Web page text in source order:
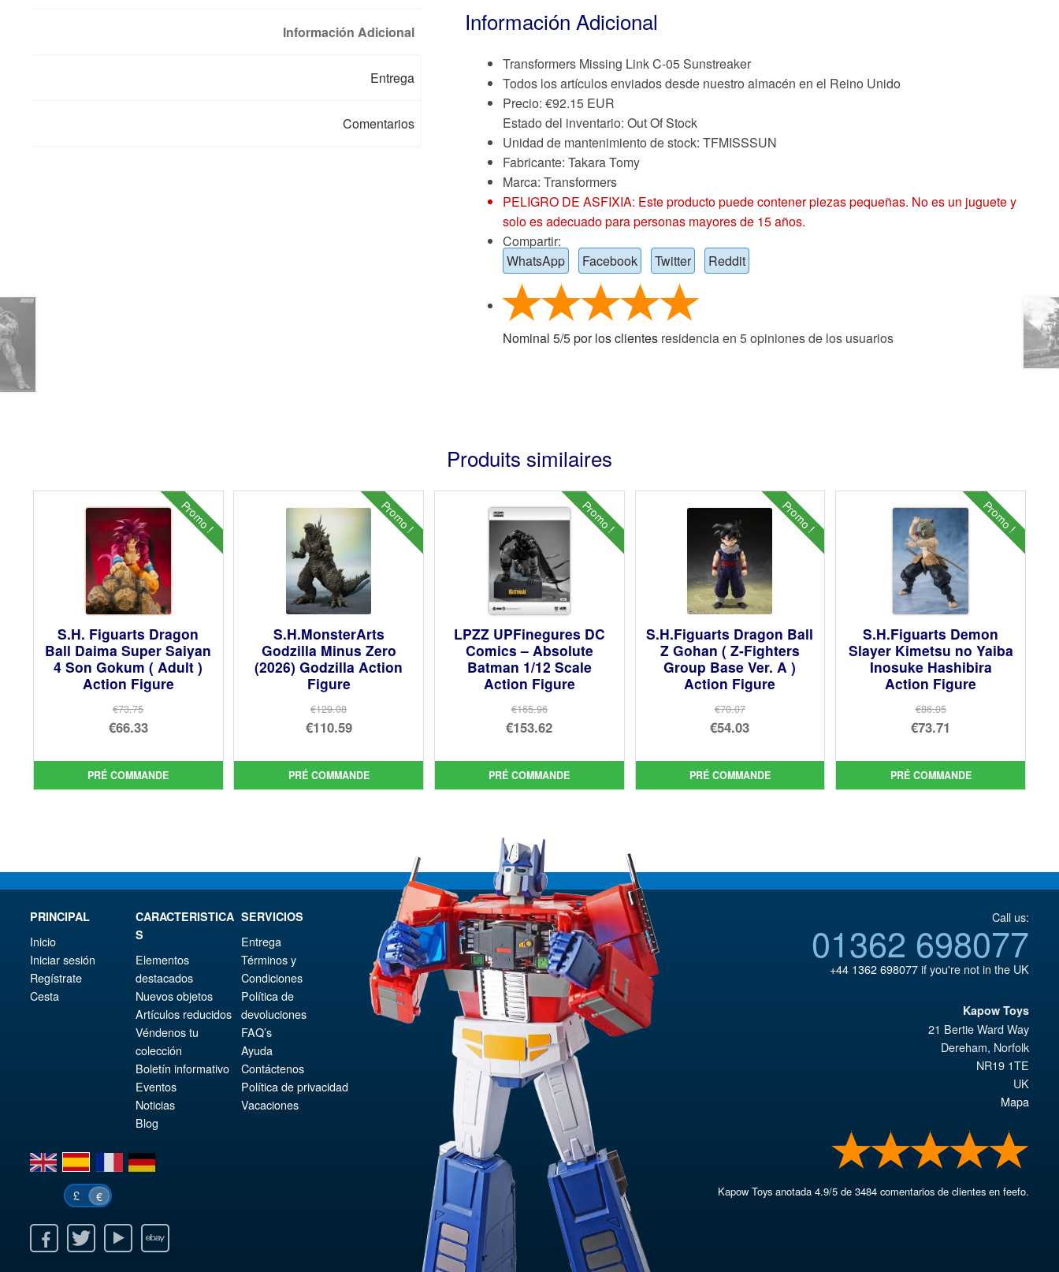
Información Adicional
Entrega
Comentarios
Información Adicional
Transformers Missing Link C-05 Sunstreaker
Todos los artículos enviados desde nuestro almacén en el Reino Unido
Precio: €92.15 EUR
Estado del inventario: Out Of Stock
Unidad de mantenimiento de stock: TFMISSSUN
Fabricante: Takara Tomy
Marca: Transformers
PELIGRO DE ASFIXIA: Este producto puede contener piezas pequeñas. No es un juguete y
solo es adecuado para personas mayores de 15 años.
Compartir:
WhatsApp
Facebook Twitter Reddit
Nominal 5/5por los clientesresidencia en 5opiniones de los usuarios
Produits similaires
Promo !
S.H. Figuarts Dragon
Ball Daima Super Saiyan
4 Son Gokum ( Adult )
Action Figure
€73.75
Le
initial
était :
€66.33
prix
actuel
PRÉ COMMANDE
Promo !
S.H.MonsterArts
Godzilla Minus Zero
(2026) Godzilla Action
Figure
€129.08
Le
initial
était :
€110.59
prix
actuel
PRÉ COMMANDE
Promo !
LPZZ UPFinegures DC
Comics – Absolute
Batman 1/12 Scale
Action Figure
€165.96
Le
initial
était :
€153.62
prix
actuel
PRÉ COMMANDE
Promo !
S.H.Figuarts Dragon Ball
Z Gohan ( Z-Fighters
Group Base Ver. A )
Action Figure
€70.07
Le
initial
était :
€54.03
prix
actuel
PRÉ COMMANDE
Promo !
S.H.Figuarts Demon
Slayer Kimetsu no Yaiba
Inosuke Hashibira
Action Figure
€86.05
Le
initial
était :
€73.71
prix
actuel
PRÉ COMMANDE
PRINCIPAL
Inicio
Iniciar sesión
Regístrate
Cesta
CARACTERISTICA
S
Elementos
destacados
Nuevos objetos
Artículos reducidos
Véndenos tu
colección
Boletín informativo
Eventos
Noticias
Blog
SERVICIOS
Entrega
Términos y
Condiciones
Política de
devoluciones
FAQ’s
Ayuda
Contáctenos
Política de privacidad
Vacaciones
en es fr de
£ €
Youtube Ebay
Call us:
01362 698077
+44 1362 698077if you're not in the UK
Kapow Toys
21 Bertie Ward Way
Dereham, Norfolk
NR19 1TE
UK
Mapa
Kapow Toys anotada4.9/5 de3484 comentarios de clientes en feefo.